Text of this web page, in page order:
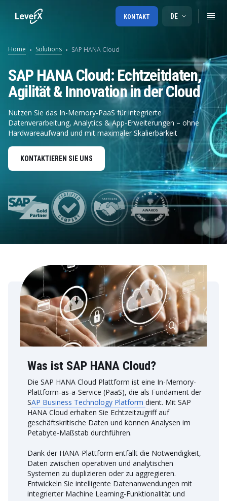
DE
KONTAKT
Home Solutions SAP HANA Cloud
SAP HANA Cloud: Echtzeitdaten,
Agilität & Innovation in der Cloud
Nutzen Sie das In-Memory-PaaS für integrierte
Datenverarbeitung, Analytics & App-Erweiterungen – ohne
Hardwareaufwand und mit maximaler Skalierbarkeit
KONTAKTIEREN SIE UNS
Was ist SAP HANA Cloud?
Die SAP HANA Cloud Plattform ist eine In-Memory-
Plattform-as-a-Service (PaaS), die als Fundament der
SAP Business Technology Platform dient. Mit SAP
HANA Cloud erhalten Sie Echtzeitzugriff auf
geschäftskritische Daten und können Analysen im
Petabyte-Maßstab durchführen.
Dank der HANA-Plattform entfällt die Notwendigkeit,
Daten zwischen operativen und analytischen
Systemen zu duplizieren oder zu aggregieren.
Entwickeln Sie intelligente Datenanwendungen mit
integrierter Machine Learning-Funktionalität und